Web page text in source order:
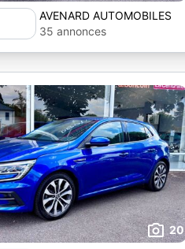
AVENARD AUTOMOBILES
35 annonces
20